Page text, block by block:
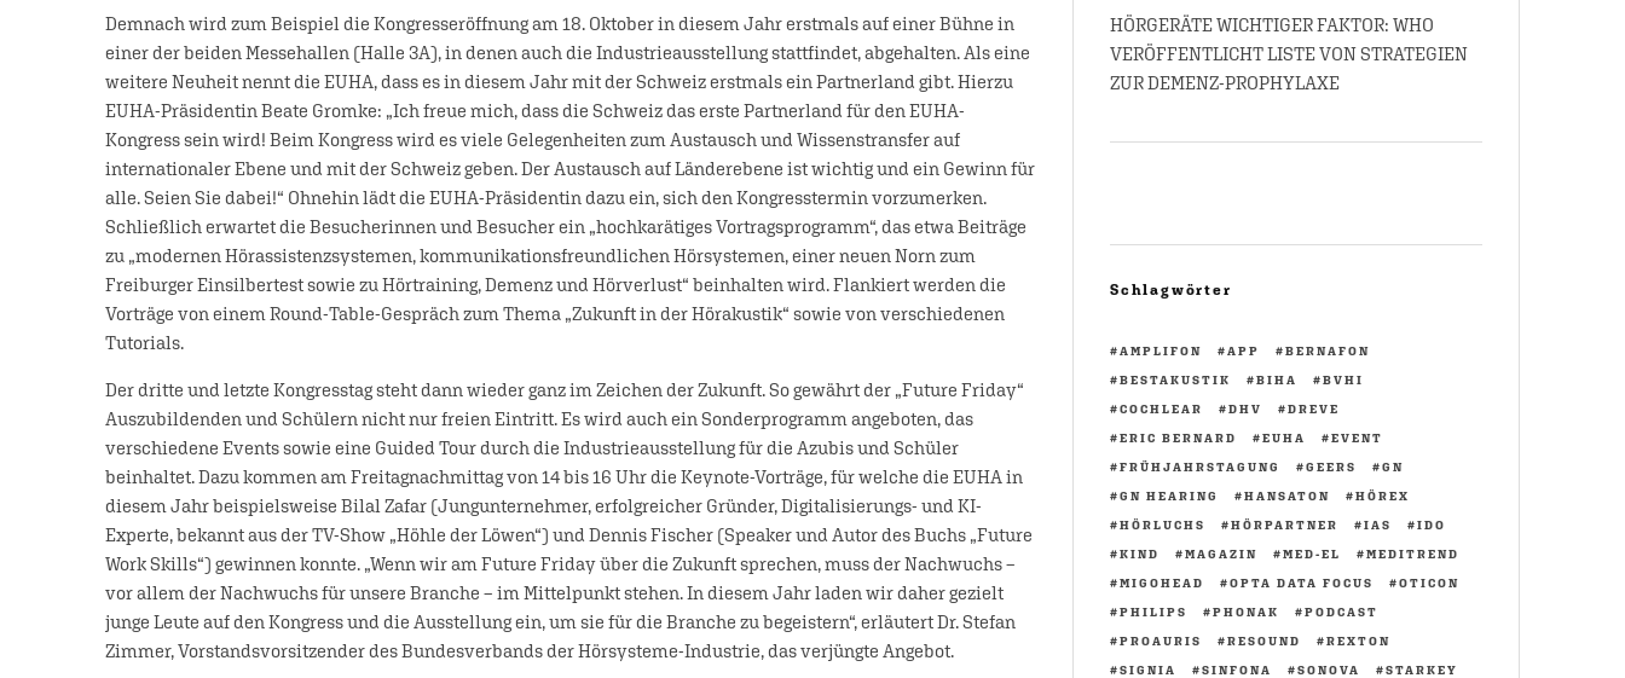
Demnach wird zum Beispiel die Kongresseröffnung am 18. Oktober in diesem Jahr erstmals auf einer Bühne in
einer der beiden Messehallen (Halle 3A), in denen auch die Industrieausstellung stattfindet, abgehalten. Als eine
weitere Neuheit nennt die EUHA, dass es in diesem Jahr mit der Schweiz erstmals ein Partnerland gibt. Hierzu
EUHA-Präsidentin Beate Gromke: „Ich freue mich, dass die Schweiz das erste Partnerland für den EUHA-
Kongress sein wird! Beim Kongress wird es viele Gelegenheiten zum Austausch und Wissenstransfer auf
internationaler Ebene und mit der Schweiz geben. Der Austausch auf Länderebene ist wichtig und ein Gewinn für
alle. Seien Sie dabei!“ Ohnehin lädt die EUHA-Präsidentin dazu ein, sich den Kongresstermin vorzumerken.
Schließlich erwartet die Besucherinnen und Besucher ein „hochkarätiges Vortragsprogramm“, das etwa Beiträge
zu „modernen Hörassistenzsystemen, kommunikationsfreundlichen Hörsystemen, einer neuen Norn zum
Freiburger Einsilbertest sowie zu Hörtraining, Demenz und Hörverlust“ beinhalten wird. Flankiert werden die
Vorträge von einem Round-Table-Gespräch zum Thema „Zukunft in der Hörakustik“ sowie von verschiedenen
Tutorials.
Der dritte und letzte Kongresstag steht dann wieder ganz im Zeichen der Zukunft. So gewährt der „Future Friday“
Auszubildenden und Schülern nicht nur freien Eintritt. Es wird auch ein Sonderprogramm angeboten, das
verschiedene Events sowie eine Guided Tour durch die Industrieausstellung für die Azubis und Schüler
beinhaltet. Dazu kommen am Freitagnachmittag von 14 bis 16 Uhr die Keynote-Vorträge, für welche die EUHA in
diesem Jahr beispielsweise Bilal Zafar (Jungunternehmer, erfolgreicher Gründer, Digitalisierungs- und KI-
Experte, bekannt aus der TV-Show „Höhle der Löwen“) und Dennis Fischer (Speaker und Autor des Buchs „Future
Work Skills“) gewinnen konnte. „Wenn wir am Future Friday über die Zukunft sprechen, muss der Nachwuchs –
vor allem der Nachwuchs für unsere Branche – im Mittelpunkt stehen. In diesem Jahr laden wir daher gezielt
junge Leute auf den Kongress und die Ausstellung ein, um sie für die Branche zu begeistern“, erläutert Dr. Stefan
Zimmer, Vorstandsvorsitzender des Bundesverbands der Hörsysteme-Industrie, das verjüngte Angebot.
HÖRGERÄTE WICHTIGER FAKTOR: WHO
VERÖFFENTLICHT LISTE VON STRATEGIEN
ZUR DEMENZ-PROPHYLAXE
Schlagwörter
AMPLIFON APP
BERNAFON
BESTAKUSTIK
BIHA
BVHI
COCHLEAR
DHV
DREVE
ERIC BERNARD
EUHA
EVENT
FRÜHJAHRSTAGUNG
GEERS
GN
GN HEARING
HANSATON
HÖREX
HÖRLUCHS
HÖRPARTNER IAS
IDO
KIND
MAGAZIN MED-EL
MEDITREND
MIGOHEAD
OPTA DATA FOCUS
OTICON
PHILIPS
PHONAK
PODCAST
PROAURIS
RESOUND
REXTON
SIGNIA
SINFONA SONOVA
STARKEY